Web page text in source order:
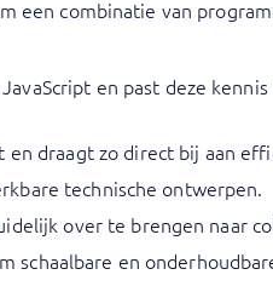
een combinatie van
en past deze
draagt zo direct bij aan
technische ontwerpen.
over te brengen naar
en